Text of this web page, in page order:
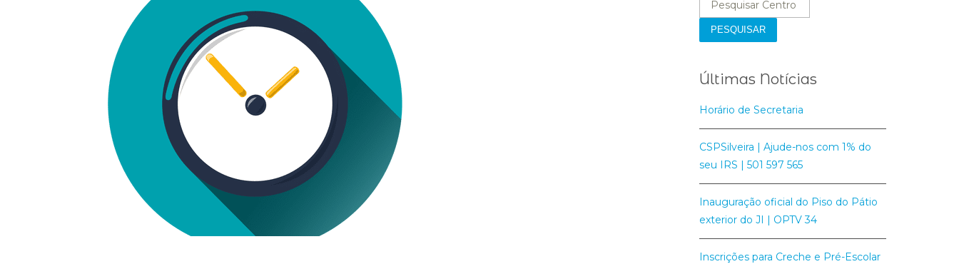
PESQUISAR
Últimas Notícias
Horário de Secretaria
CSPSilveira | Ajude-nos com 1% do
seu IRS | 501 597 565
Inauguração oficial do Piso do Pátio
exterior do JI | OPTV 34
Inscrições para Creche e Pré-Escolar